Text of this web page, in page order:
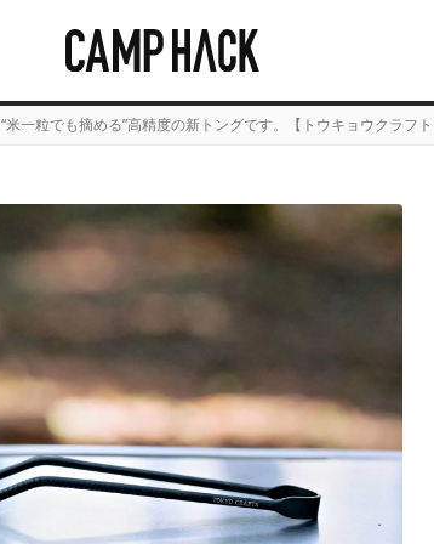
“米一粒でも摘める”高精度の新トングです。【トウキョウクラフ